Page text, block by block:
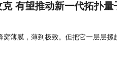
有望推动新一代拓扑量
窝薄膜，薄到极致。但把它一层